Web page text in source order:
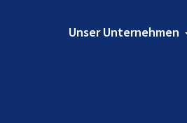
Unser Unternehmen